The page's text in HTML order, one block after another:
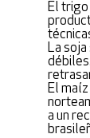
El
La
El
a un